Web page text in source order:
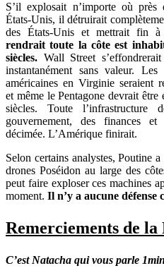
S’il explosait n’importe où
États-Unis, il détruirait
des États-Unis et mettrait fin à
rendrait toute la côte est
siècles. Wall Street
instantanément sans valeur. Les
américaines en Virginie seraient
et même le Pentagone devrait être
siècles. Toute l’infrastructure
gouvernement, des finances et
décimée. L’Amérique finirait.
Selon certains analystes, Poutine
drones Poséidon au large des
peut faire exploser ces machines
moment. Il n’y a aucune défense
Remerciements de la
C’est Natacha qui vous parle